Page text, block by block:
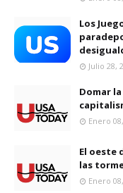
Los
Julio 28,
Domar
Enero
El oeste
las
Enero